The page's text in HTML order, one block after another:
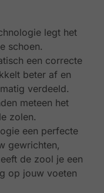
legt het
schoen.
een correcte
beter af en
verdeeld.
meteen het
zolen.
een perfecte
gewrichten,
de zool je een
op jouw voeten